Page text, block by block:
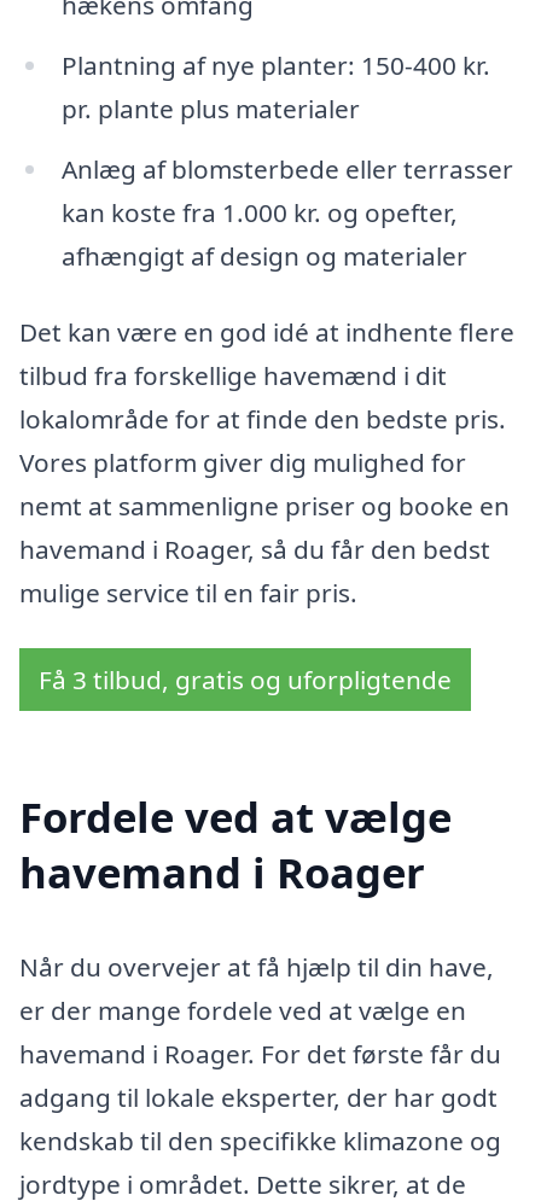
Plantning af nye planter: 150-400 kr.
pr. plante plus materialer
Anlæg af blomsterbede eller terrasser
kan koste fra 1.000 kr. og opefter,
afhængigt af design og materialer
Det kan være en god idé at indhente flere
tilbud fra forskellige havemænd i dit
lokalområde for at finde den bedste pris.
Vores platform giver dig mulighed for
nemt at sammenligne priser og booke en
havemand i Roager, så du får den bedst
mulige service til en fair pris.
Få 3 tilbud, gratis og uforpligtende
Fordele ved at vælge
havemand i Roager
Når du overvejer at få hjælp til din have,
er der mange fordele ved at vælge en
havemand i Roager. For det første får du
adgang til lokale eksperter, der har godt
kendskab til den specifikke klimazone og
jordtype i området. Dette sikrer, at de